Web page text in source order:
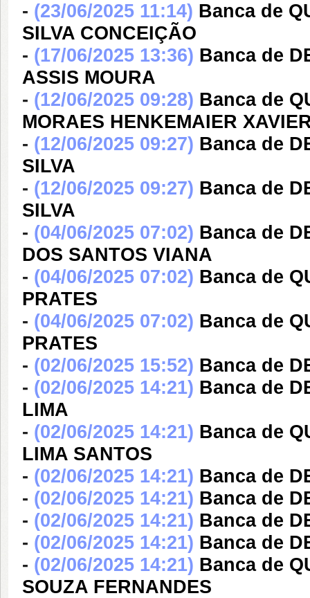
- (23/06/2025 11:14) Banca de
SILVA CONCEIÇÃO
- (17/06/2025 13:36) Banca de
ASSIS MOURA
- (12/06/2025 09:28) Banca de
MORAES HENKEMAIER
- (12/06/2025 09:27) Banca de
SILVA
- (12/06/2025 09:27) Banca de
SILVA
- (04/06/2025 07:02) Banca de
DOS SANTOS VIANA
- (04/06/2025 07:02) Banca de
PRATES
- (04/06/2025 07:02) Banca de
PRATES
- (02/06/2025 15:52) Banca de
- (02/06/2025 14:21) Banca de
LIMA
- (02/06/2025 14:21) Banca de
LIMA SANTOS
- (02/06/2025 14:21) Banca de
- (02/06/2025 14:21) Banca de
- (02/06/2025 14:21) Banca de
- (02/06/2025 14:21) Banca de
- (02/06/2025 14:21) Banca de
SOUZA FERNANDES